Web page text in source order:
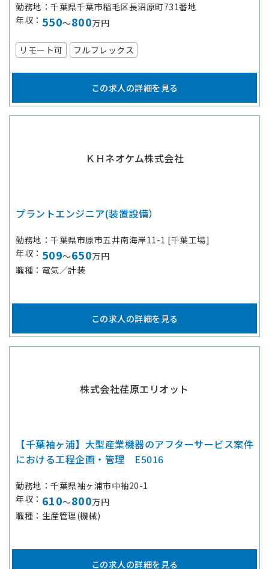
勤務地
千葉県千葉市稲毛区長沼原町731番地
年収
550～800万円
リモート可 フルフレックス
この求人の詳細を見る
ＫＨネオケム株式会社
プラントエンジニア(装置設備）
勤務地
千葉県市原市五井南海岸11-1 [千葉工場]
年収
509～650万円
職種
電気／計装
この求人の詳細を見る
株式会社荏原エリオット
【千葉袖ヶ浦】大型産業機器のアフターサービス案件
における工程企画・管理 E5016
勤務地
千葉県袖ヶ浦市中袖20-1
年収
610～800万円
職種
生産管理(機械)
この求人の詳細を見る